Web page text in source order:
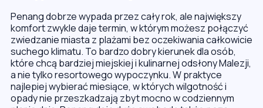
Penang dobrze wypada przez cały rok, ale największy
komfort zwykle daje termin, w którym możesz połączyć
zwiedzanie miasta z plażami bez oczekiwania całkowicie
suchego klimatu. To bardzo dobry kierunek dla osób,
które chcą bardziej miejskiej i kulinarnej odsłony Malezji,
a nie tylko resortowego wypoczynku. W praktyce
najlepiej wybierać miesiące, w których wilgotność i
opady nie przeszkadzają zbyt mocno w codziennym